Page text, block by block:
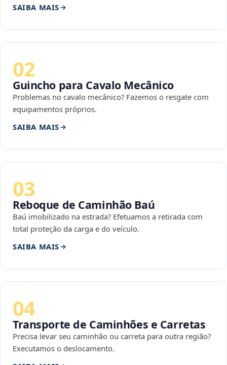
SAIBA MAIS
02
Guincho para Cavalo Mecânico
Problemas no cavalo mecânico? Fazemos o resgate com
equipamentos próprios.
SAIBA MAIS
03
Reboque de Caminhão Baú
Baú imobilizado na estrada? Efetuamos a retirada com
total proteção da carga e do veículo.
SAIBA MAIS
04
Transporte de Caminhões e Carretas
Precisa levar seu caminhão ou carreta para outra região?
Executamos o deslocamento.